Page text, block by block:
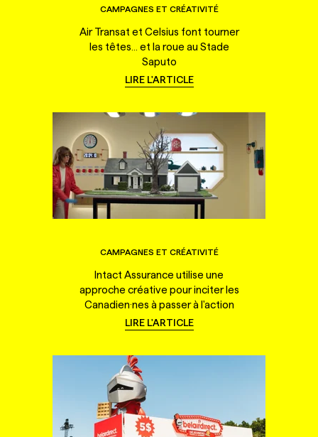
CAMPAGNES ET CRÉATIVITÉ
Air Transat et Celsius font tourner
les têtes... et la roue au Stade
Saputo
LIRE L'ARTICLE
CAMPAGNES ET CRÉATIVITÉ
Intact Assurance utilise une
approche créative pour inciter les
Canadien·nes à passer à l'action
LIRE L'ARTICLE